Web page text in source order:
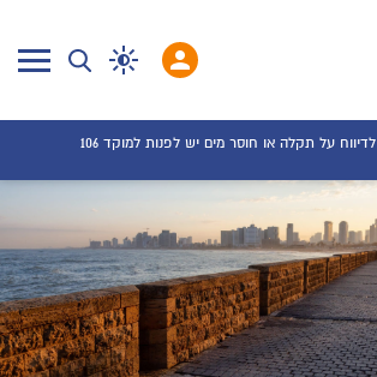
לדיווח על תקלה או חוסר מים יש לפנות למוקד 106